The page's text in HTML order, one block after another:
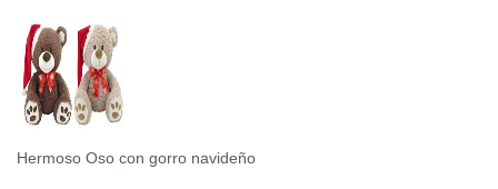
Hermoso Oso con gorro navideño